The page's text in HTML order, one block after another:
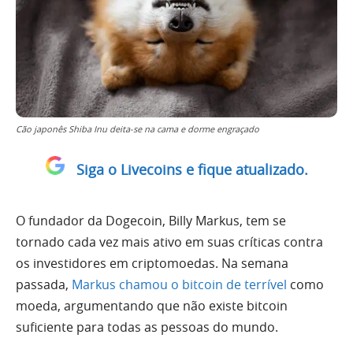
Cão japonês Shiba Inu deita-se na cama e dorme engraçado
Siga o Livecoins e fique atualizado.
O fundador da Dogecoin, Billy Markus, tem se
tornado cada vez mais ativo em suas críticas contra
os investidores em criptomoedas. Na semana
passada, Markus chamou o bitcoin de terrível como
moeda, argumentando que não existe bitcoin
suficiente para todas as pessoas do mundo.